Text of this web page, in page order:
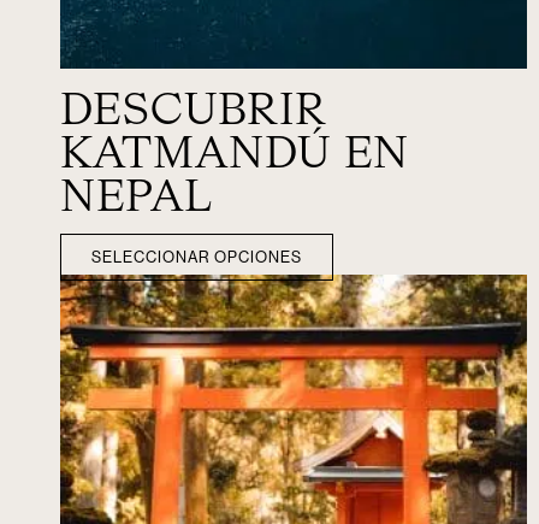
DESCUBRIR
KATMANDÚ EN
NEPAL
SELECCIONAR OPCIONES